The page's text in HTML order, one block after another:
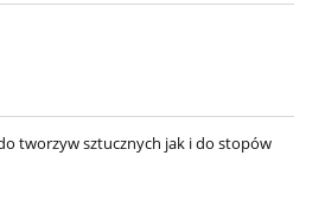
tworzyw sztucznych jak i do stopów